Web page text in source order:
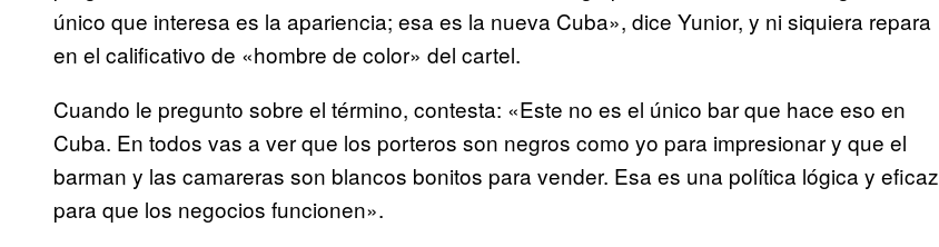
único que interesa es la apariencia; esa es la nueva Cuba», dice Yunior, y ni siquiera repara
en el calificativo de «hombre de color» del cartel.
Cuando le pregunto sobre el término, contesta: «Este no es el único bar que hace eso en
Cuba. En todos vas a ver que los porteros son negros como yo para impresionar y que el
barman y las camareras son blancos bonitos para vender. Esa es una política lógica y eficaz
para que los negocios funcionen».